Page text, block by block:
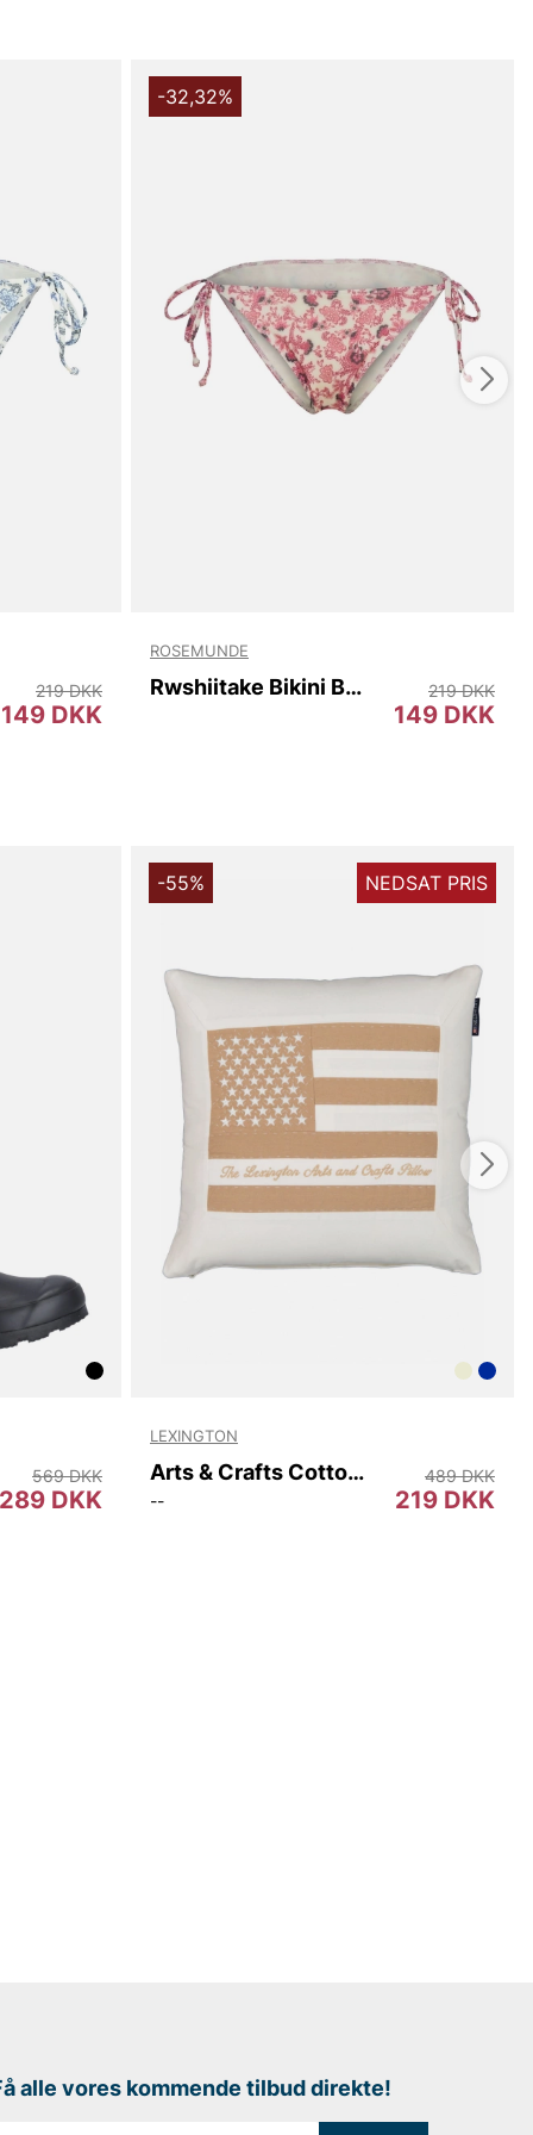
149 DKK
219 DKK
-32,32%
ROSEMUNDE
Rwshiitake Bikini Brief
149 DKK
219 DKK
289 DKK
569 DKK
-55% NEDSAT PRIS
LEXINGTON
Arts & Crafts Cotton Twill Pillow Cover
-- 219 DKK
489 DKK
alle vores kommende tilbud direkte!